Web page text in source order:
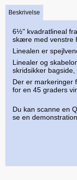
Phillips Fiber Art
Studio 180 Design
Mesh og fold-over
Indlægsstoffer og
Øvrigt tilbehør til
Beskrivelse
6½" kvadratlineal
skære med venstre
Linealen er
Linealer og
skridsikker
Der er markeringer
for en 45 graders
Du kan scanne en
se en